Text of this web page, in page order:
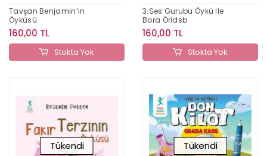
Tavşan Benjamin’in
Öyküsü
160,00 TL
Stokta Yok
3.Ses Gurubu Öykü İle
Bora Öridsb
160,00 TL
Stokta Yok
Tükendi Tükendi